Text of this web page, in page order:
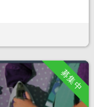
募集中